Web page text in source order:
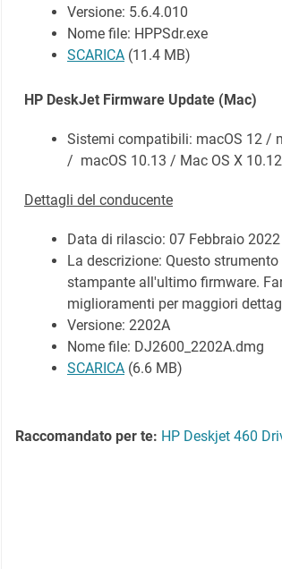
Versione: 5.6.4.010
Nome file: HPPSdr.exe
SCARICA (11.4 MB)
HP DeskJet Firmware Update (Mac)
Sistemi compatibili: macOS 12 /
/ macOS 10.13 / Mac OS X
Dettagli del conducente
Data di rilascio: 07 Febbraio 2022
La descrizione: Questo
stampante all'ultimo firmware.
miglioramenti per maggiori
Versione: 2202A
Nome file: DJ2600_2202A.dmg
SCARICA (6.6 MB)
Raccomandato per te: HP Deskjet 460